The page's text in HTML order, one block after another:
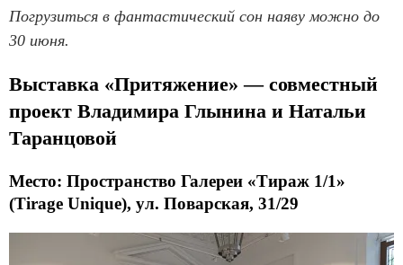
Погрузиться в фантастический сон наяву можно до
30 июня.
Выставка «Притяжение» — совместный
проект Владимира Глынина и Натальи
Таранцовой
Место: Пространство Галереи «Тираж 1/1»
(Tirage Unique), ул. Поварская, 31/29